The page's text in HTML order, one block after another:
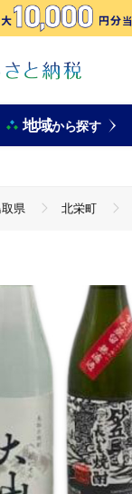
地域から探す
県 北栄町